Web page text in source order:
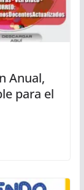
Anual,
para el